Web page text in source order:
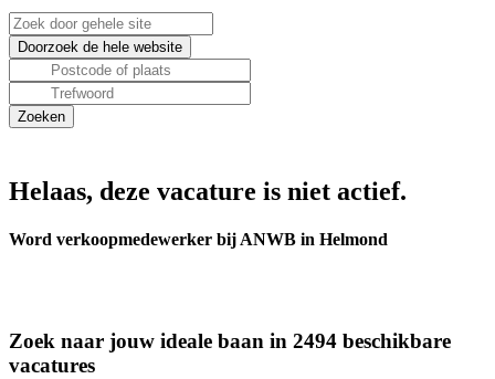
Helaas, deze vacature is niet actief.
Word verkoopmedewerker bij ANWB in Helmond
Zoek naar jouw ideale baan in 2494 beschikbare
vacatures